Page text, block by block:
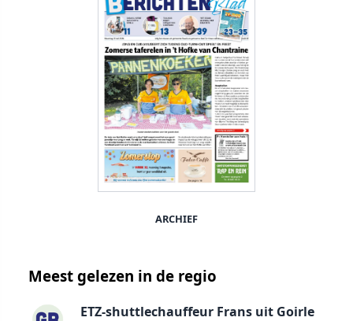
ARCHIEF
Meest gelezen in de regio
ETZ-shuttlechauffeur Frans uit Goirle